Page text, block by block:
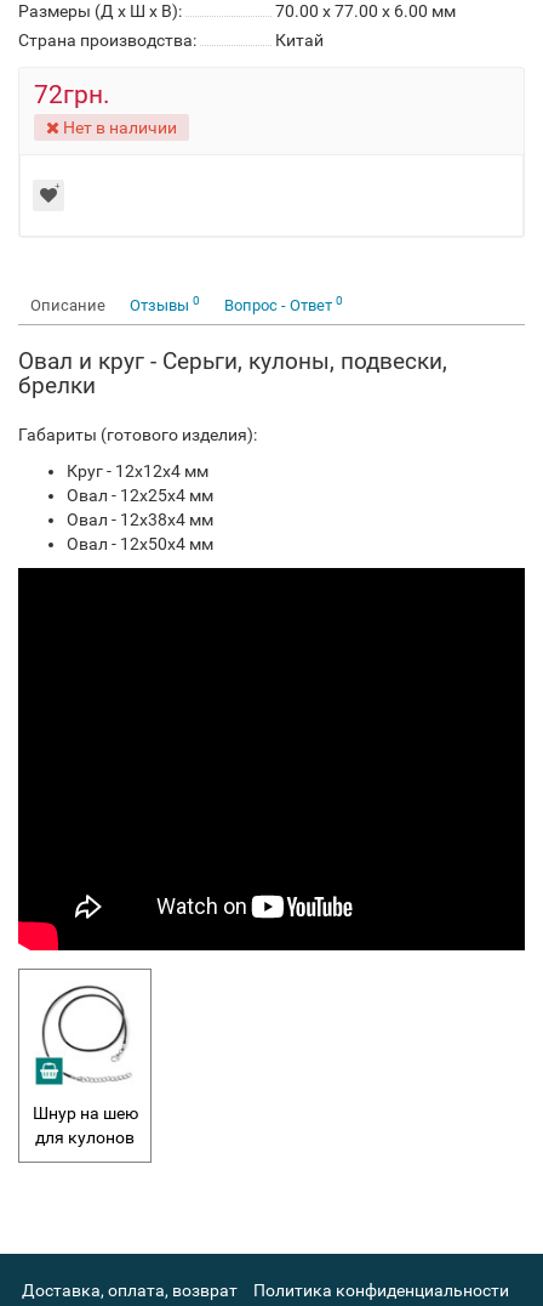
Размеры (Д x Ш x В):
70.00 x 77.00 x 6.00 мм
Страна производства:
Китай
72грн.
Нет в наличии
Описание Отзывы 0 Вопрос - Ответ 0
Овал и круг - Серьги, кулоны, подвески,
брелки
Габариты (готового изделия):
Круг - 12x12x4 мм
Овал - 12x25x4 мм
Овал - 12x38x4 мм
Овал - 12x50x4 мм
Шнур на шею
для кулонов
Доставка, оплата, возврат
Политика конфиденциальности